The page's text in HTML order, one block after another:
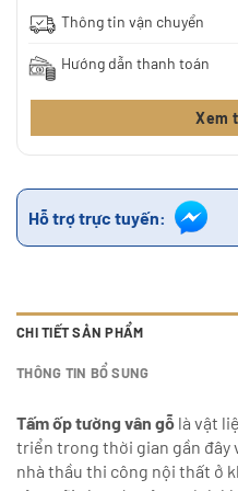
Thông tin vận chuyển
Hướng dẫn thanh toán
Xem
Hỗ trợ trực tuyến:
CHI TIẾT SẢN PHẨM
THÔNG TIN BỔ SUNG
Tấm ốp tường vân gỗ là vật
triển trong thời gian gần đây
nhà thầu thi công nội thất ở